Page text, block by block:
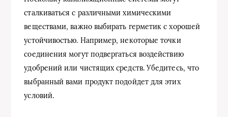
сталкиваться с различными химическими
веществами, важно выбирать герметик с хорошей
устойчивостью. Например, некоторые точки
соединения могут подвергаться воздействию
удобрений или чистящих средств. Убедитесь, что
выбранный вами продукт подойдет для этих
условий.